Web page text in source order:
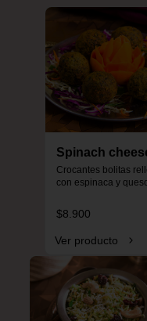
Spinach
Crocantes bolitas
con espinaca y
$8.900
Ver producto